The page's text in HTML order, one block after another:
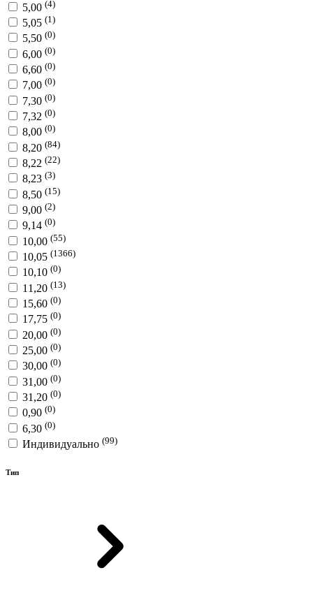
5,00 (4)
5,05 (1)
5,50 (0)
6,00 (0)
6,60 (0)
7,00 (0)
7,30 (0)
7,32 (0)
8,00 (0)
8,20 (84)
8,22 (22)
8,23 (3)
8,50 (15)
9,00 (2)
9,14 (0)
10,00 (55)
10,05 (1366)
10,10 (0)
11,20 (13)
15,60 (0)
17,75 (0)
20,00 (0)
25,00 (0)
30,00 (0)
31,00 (0)
31,20 (0)
0,90 (0)
6,30 (0)
Индивидуально (99)
Тип